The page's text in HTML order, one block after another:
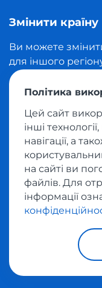
Змінити країну
Ви можете
для іншого
Ukraine
Змінити мову
Українська
Політика
Цей сайт
інші
навігації, а
на сайті ви
файлів. Для
інформації